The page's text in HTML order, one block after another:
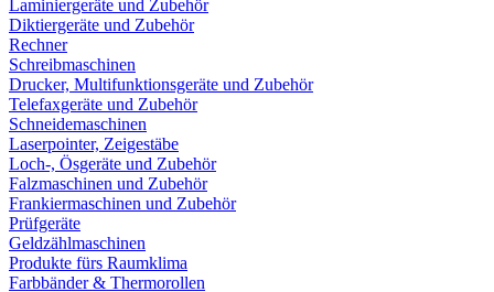
Laminiergeräte und Zubehör
Diktiergeräte und Zubehör
Rechner
Schreibmaschinen
Drucker, Multifunktionsgeräte und Zubehör
Telefaxgeräte und Zubehör
Schneidemaschinen
Laserpointer, Zeigestäbe
Loch-, Ösgeräte und Zubehör
Falzmaschinen und Zubehör
Frankiermaschinen und Zubehör
Prüfgeräte
Geldzählmaschinen
Produkte fürs Raumklima
Farbbänder & Thermorollen